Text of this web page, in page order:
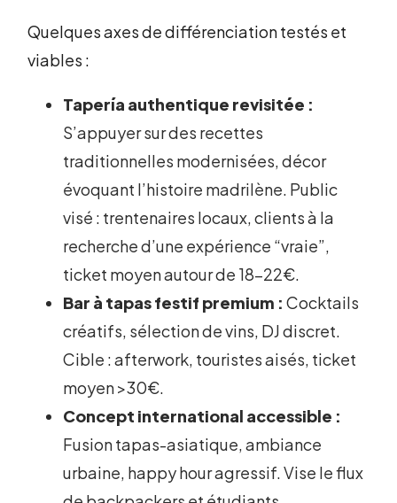
Quelques axes de différenciation testés et
viables :
Tapería authentique revisitée :
S’appuyer sur des recettes
traditionnelles modernisées, décor
évoquant l’histoire madrilène. Public
visé : trentenaires locaux, clients à la
recherche d’une expérience “vraie”,
ticket moyen autour de 18-22€.
Bar à tapas festif premium : Cocktails
créatifs, sélection de vins, DJ discret.
Cible : afterwork, touristes aisés, ticket
moyen >30€.
Concept international accessible :
Fusion tapas-asiatique, ambiance
urbaine, happy hour agressif. Vise le flux